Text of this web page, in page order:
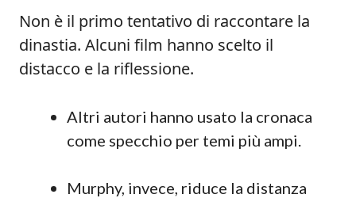
Non è il primo tentativo di raccontare la
dinastia. Alcuni film hanno scelto il
distacco e la riflessione.
Altri autori hanno usato la cronaca
come specchio per temi più ampi.
Murphy, invece, riduce la distanza